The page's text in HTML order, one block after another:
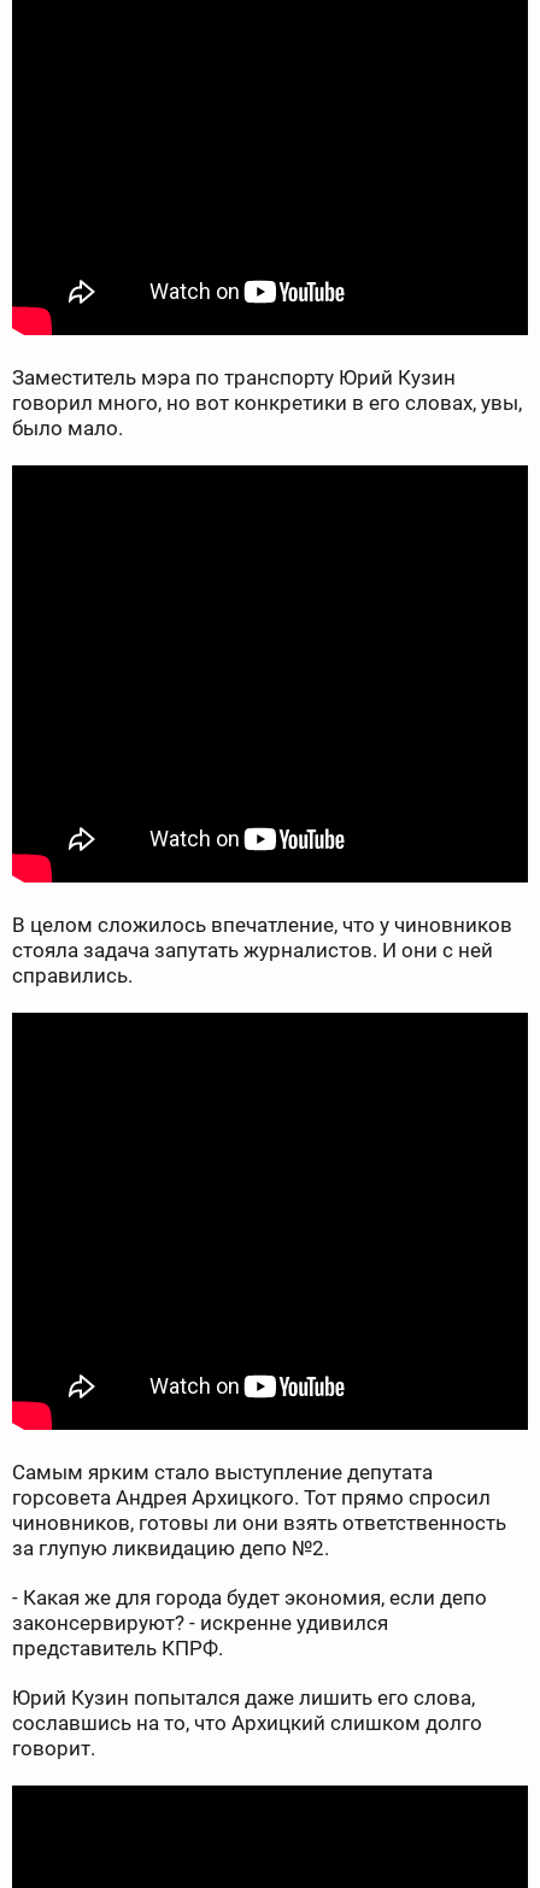
Заместитель мэра по транспорту Юрий Кузин
говорил много, но вот конкретики в его словах, увы,
было мало.
В целом сложилось впечатление, что у чиновников
стояла задача запутать журналистов. И они с ней
справились.
Самым ярким стало выступление депутата
горсовета Андрея Архицкого. Тот прямо спросил
чиновников, готовы ли они взять ответственность
за глупую ликвидацию депо №2.
- Какая же для города будет экономия, если депо
законсервируют? - искренне удивился
представитель КПРФ.
Юрий Кузин попытался даже лишить его слова,
сославшись на то, что Архицкий слишком долго
говорит.